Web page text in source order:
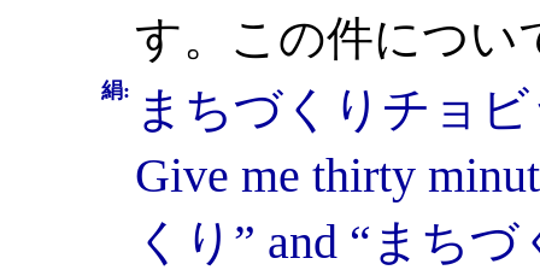
す。この件につい
絹: まちづくりチョ
Give me thirty
くり” and “まち